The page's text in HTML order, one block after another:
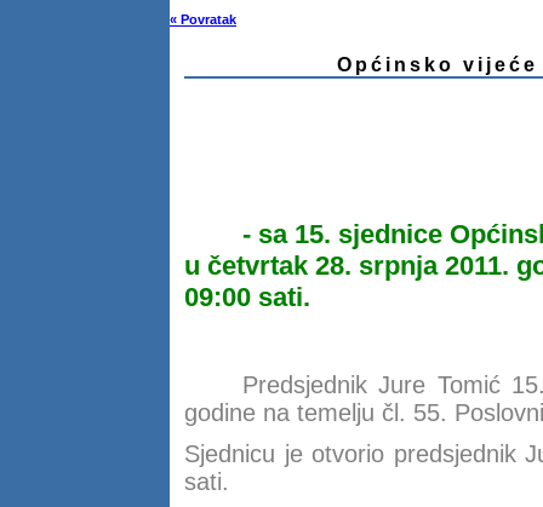
« Povratak
Općinsko
- sa 15. sjednice
u četvrtak 28. srpnja 2011.
09:00 sati.
Predsjednik Jure Tomić
godine na temelju čl. 55.
Sjednicu je otvorio predsjednik
sati.